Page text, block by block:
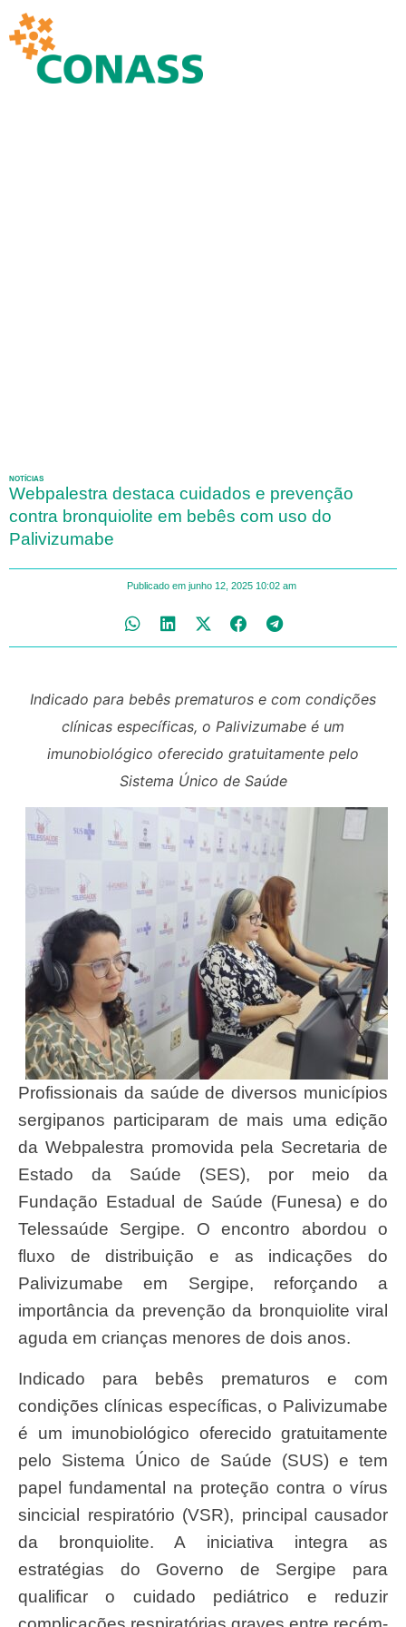
NOTÍCIAS
Webpalestra destaca cuidados e prevenção
contra bronquiolite em bebês com uso do
Palivizumabe
Publicado em junho 12, 2025 10:02 am
Indicado para bebês prematuros e com condições
clínicas específicas, o Palivizumabe é um
imunobiológico oferecido gratuitamente pelo
Sistema Único de Saúde
Profissionais da saúde de diversos municípios
sergipanos participaram de mais uma edição
da Webpalestra promovida pela Secretaria de
Estado da Saúde (SES), por meio da
Fundação Estadual de Saúde (Funesa) e do
Telessaúde Sergipe. O encontro abordou o
fluxo de distribuição e as indicações do
Palivizumabe em Sergipe, reforçando a
importância da prevenção da bronquiolite viral
aguda em crianças menores de dois anos.
Indicado para bebês prematuros e com
condições clínicas específicas, o Palivizumabe
é um imunobiológico oferecido gratuitamente
pelo Sistema Único de Saúde (SUS) e tem
papel fundamental na proteção contra o vírus
sincicial respiratório (VSR), principal causador
da bronquiolite. A iniciativa integra as
estratégias do Governo de Sergipe para
qualificar o cuidado pediátrico e reduzir